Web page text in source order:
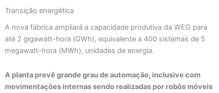
Transição energética
A nova fábrica ampliará a capacidade produtiva da WEG para
até 2 gigawatt-hora (GWh), equivalente a 400 sistemas de 5
megawatt-hora (MWh), unidades de energia.
A planta prevê grande grau de automação, inclusive com
movimentações internas sendo realizadas por robôs móveis